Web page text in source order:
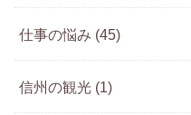
仕事の悩み (45)
信州の観光 (1)